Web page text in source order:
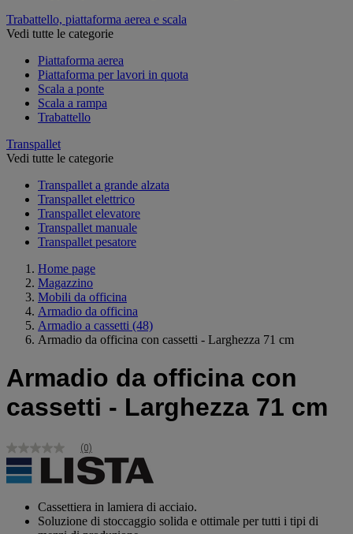
Trabattello, piattaforma aerea e scala
Vedi tutte le categorie
Piattaforma aerea
Piattaforma per lavori in quota
Scala a ponte
Scala a rampa
Trabattello
Transpallet
Vedi tutte le categorie
Transpallet a grande alzata
Transpallet elettrico
Transpallet elevatore
Transpallet manuale
Transpallet pesatore
Home page
Magazzino
Mobili da officina
Armadio da officina
Armadio a cassetti (48)
Armadio da officina con cassetti - Larghezza 71 cm
Armadio da officina con
cassetti - Larghezza 71 cm
Nessuna
valutazione
Stesso
pagina.
(0)
Cassettiera in lamiera di acciaio.
Soluzione di stoccaggio solida e ottimale per tutti i tipi di